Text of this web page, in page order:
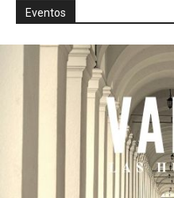
Eventos